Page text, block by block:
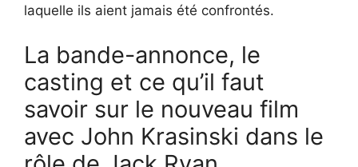
laquelle ils aient jamais été confrontés.
La bande-annonce, le
casting et ce qu’il faut
savoir sur le nouveau film
avec John Krasinski dans le